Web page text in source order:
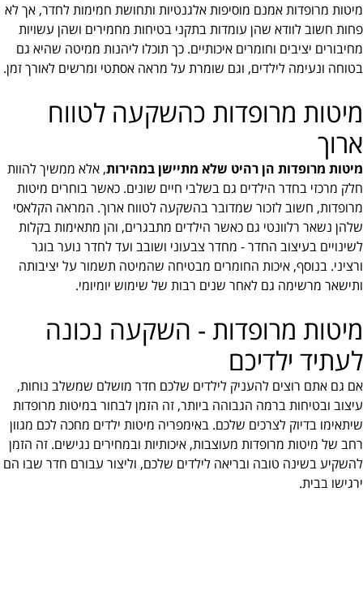
מיטות מרופדות אמנם מוסיפות אלגנטיות ותחושת חמימות לחדר, אך לא
פחות חשוב לוודא שהן עומדות בתקני בטיחות מחמירים ושהן עשויות
מחיבורים יציבים וחומרים איכותיים. כך תוכלו ליהנות ממיטה שהיא גם
בטוחה ונעימה לילדים, וגם שומרת על מראה אסתטי ומרשים לאורך זמן.
מיטות מרופדות כהשקעה לטווח
ארוך
מיטות מרופדות הן רהיט שלא מתיישן במהירות, אלא ממשיך להוות
חלק מרכזי בחדר הילדים גם בשלבי חיים שונים. כאשר בוחרים מיטות
מרופדות, חשוב לזכור שמדובר בהשקעה לטווח ארוך. המראה הקלאסי
שלהן נשאר רלוונטי גם כאשר הילדים מתבגרים, והן מתאימות בקלות
לשינויים בעיצוב החדר - מחדר צבעוני ושובב ועד לחדר נוער בוגר
ורציני. בנוסף, איכות החומרים מבטיחה שהמיטה תשמור על יציבותה
ותישאר מרשימה גם לאחר שנים רבות של שימוש יומיומי.
מיטות מרופדות - השקעה נכונה
לעתיד ילדיכם
אם גם אתם רוצים להעניק לילדים שלכם חדר מושלם שמשלב נוחות,
עיצוב ובטיחות ברמה הגבוהה ביותר, זה הזמן לבחור במיטות מרופדות
שיתאימו בדיוק לצרכים שלכם. באימפריה מיטות ילדים מחכה לכם מגוון
רחב של מיטות מרופדות מעוצבות, איכותיות ובמחירים נגישים. זה הזמן
להשקיע בשינה טובה ובריאה לילדים שלכם, וליצור עבורם חדר שבו הם
ירגישו בבית.